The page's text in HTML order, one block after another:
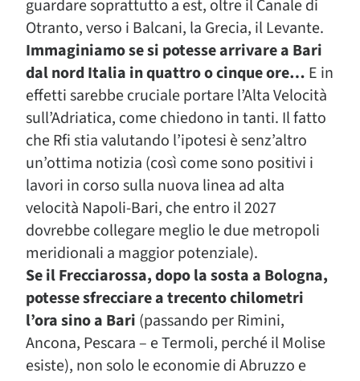
guardare soprattutto a est, oltre il Canale di
Otranto, verso i Balcani, la Grecia, il Levante.
Immaginiamo se si potesse arrivare a Bari
dal nord Italia in quattro o cinque ore… E in
effetti sarebbe cruciale portare l’Alta Velocità
sull’Adriatica, come chiedono in tanti. Il fatto
che Rfi stia valutando l’ipotesi è senz’altro
un’ottima notizia (così come sono positivi i
lavori in corso sulla nuova linea ad alta
velocità Napoli-Bari, che entro il 2027
dovrebbe collegare meglio le due metropoli
meridionali a maggior potenziale).
Se il Frecciarossa, dopo la sosta a Bologna,
potesse sfrecciare a trecento chilometri
l’ora sino a Bari (passando per Rimini,
Ancona, Pescara – e Termoli, perché il Molise
esiste), non solo le economie di Abruzzo e